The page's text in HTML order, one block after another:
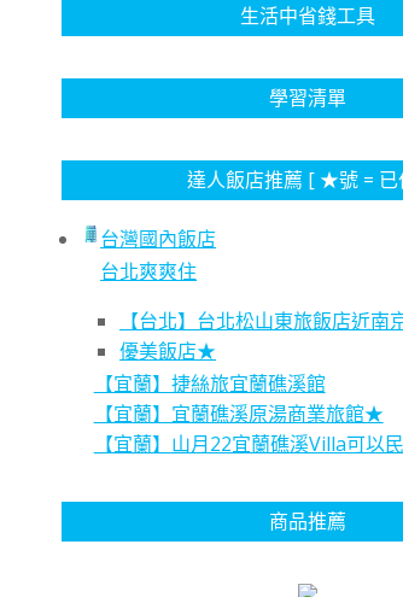
生活中省錢工具
學習清單
達人飯店推薦 [ ★號 = 已
台灣國內飯店
台北爽爽住
【台北】台北松山東旅飯店近
優美飯店★
【宜蘭】捷絲旅宜蘭礁溪館
【宜蘭】宜蘭礁溪原湯商業旅館★
【宜蘭】山月22宜蘭礁溪Villa可以
商品推薦